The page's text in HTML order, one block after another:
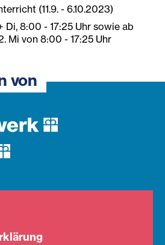
(11.9. - 6.10.2023)
Di, 8:00 - 17:25 Uhr sowie ab
Mi von 8:00 - 17:25 Uhr
von